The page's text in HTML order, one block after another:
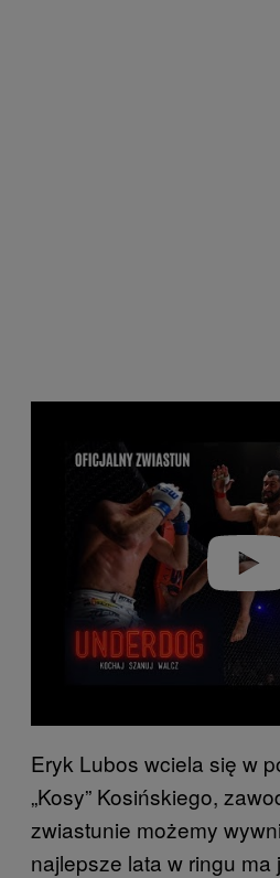
Eryk Lubos wciela się w
„Kosy” Kosińskiego,
zwiastunie możemy
najlepsze lata w ringu